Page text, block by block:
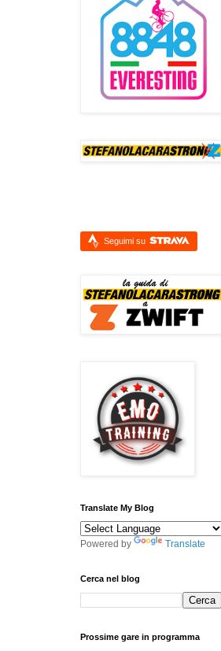
Seguimi su
Translate My Blog
Powered by Translate
Cerca nel blog
Prossime gare in programma